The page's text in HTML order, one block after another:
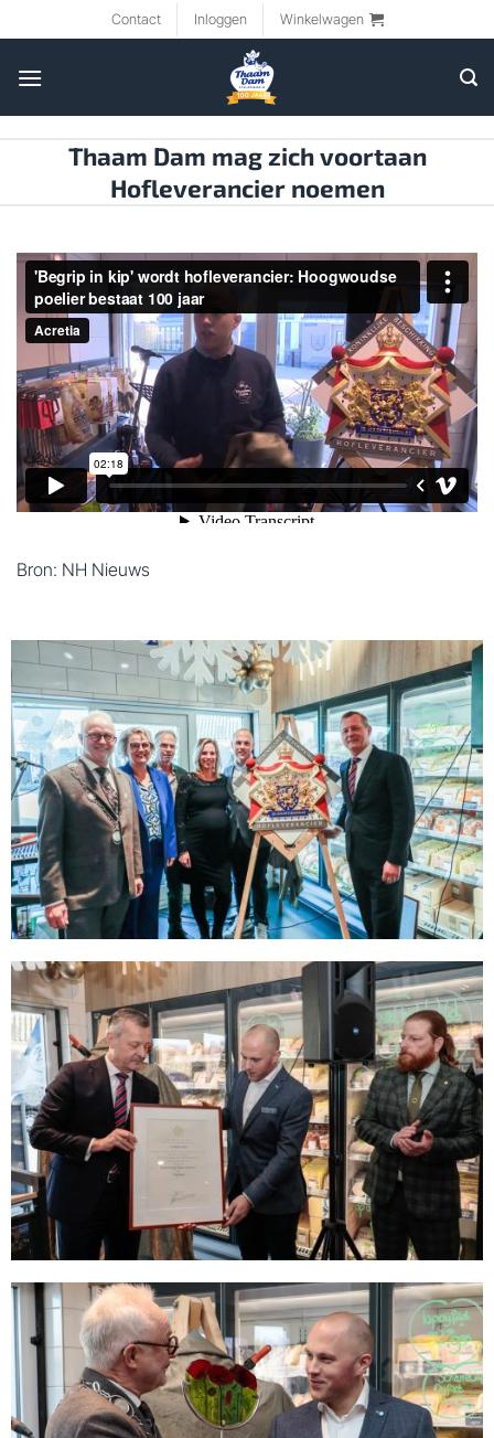
naar
inhoud
Contact Inloggen Winkelwagen
Thaam Dam mag zich voortaan
Hofleverancier noemen
Bron: NH Nieuws